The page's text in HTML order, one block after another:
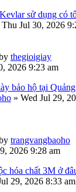
sử dụng có
Thu Jul 30, 2026
thegioigiay
2026 9:23 am
bảo hộ tại
» Wed Jul 29,
trangvangbaoho
2026 9:28 am
hóa chất 3M ở
29, 2026 8:33 am